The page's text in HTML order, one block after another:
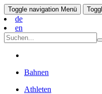
Toggle navigation Menü
de
en
Bahnen
Athleten